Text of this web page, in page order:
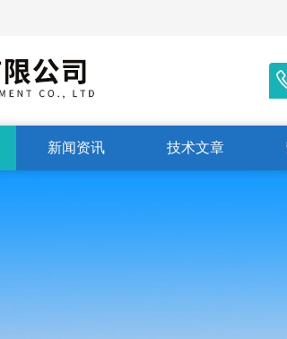
新闻资讯 技术文章